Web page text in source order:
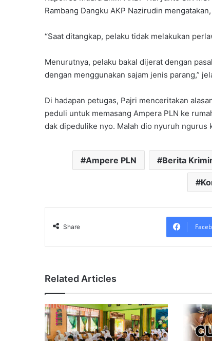
Rambang Dangku AKP Nazirudin
“Saat ditangkap, pelaku tidak melakukan
Menurutnya, pelaku bakal dijerat dengan
dengan menggunakan sajam jenis parang,”
Di hadapan petugas, Pajri menceritakan
peduli untuk memasang Ampera PLN ke
dak dipedulike nyo. Malah dio nyuruh ngurus
Ampere PLN Berita
Share
Related Articles